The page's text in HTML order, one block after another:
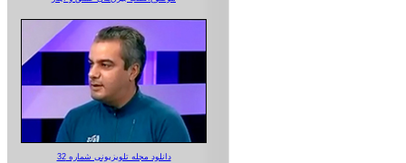
دانلود مجله تلویزیونی شماره 32